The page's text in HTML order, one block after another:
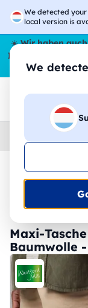
We detected
local version is
We
☀️Wir haben
Ihre Bestellungen
Home
🔥 -30 %
Maxi-
Baumwolle